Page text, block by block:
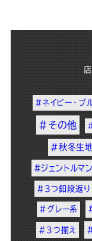
#ネイビー・ブ
#その他
#秋冬生地
#ジェントルマン
#3つ釦段返り
#グレー系
#3つ揃え